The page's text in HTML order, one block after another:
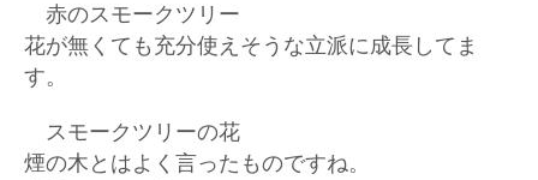
赤のスモークツリー
花が無くても充分使えそうな立派に成長してま
す。
スモークツリーの花
煙の木とはよく言ったものですね。